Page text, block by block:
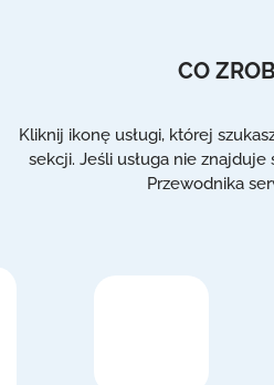
CO
Kliknij ikonę usługi, której
sekcji. Jeśli usługa nie
Przewodnika